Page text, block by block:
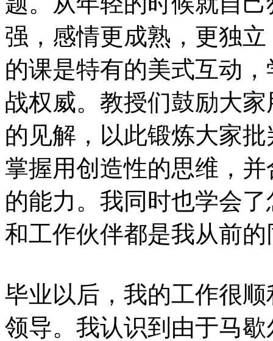
强，感情更成熟，更独
的课是特有的美式互动
战权威。教授们鼓励大
的见解，以此锻炼大家
掌握用创造性的思维，
的能力。我同时也学会
和工作伙伴都是我从前的
毕业以后，我的工作很
领导。我认识到由于马